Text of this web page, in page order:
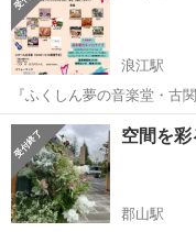
しください！ ...
浪江駅
『ふくしん夢の音楽堂・古
ホームまつり』with『手づ
スティバル』 こちらのイベントは今年で第四回目となります！ 皆さ
まと一緒に作りあげ...
福島 福島市 浪江駅
空間を
郡山駅